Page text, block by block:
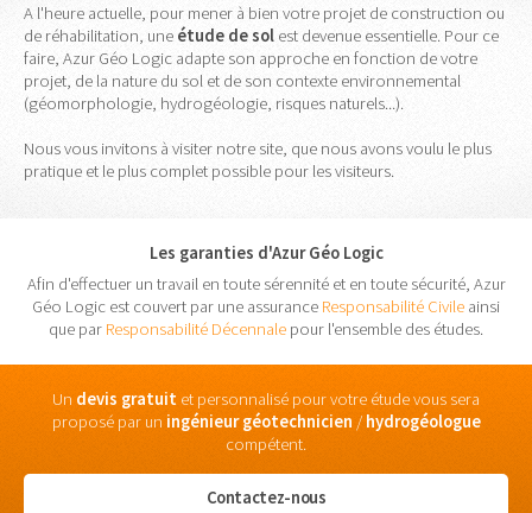
A l'heure actuelle, pour mener à bien votre projet de construction ou
de réhabilitation, une étude desol est devenue essentielle. Pour ce
faire, Azur Géo Logic adapte son approche en fonction de votre
projet, de la nature du sol et de son contexte environnemental
(géomorphologie, hydrogéologie, risques naturels...).
Nous vous invitons à visiter notre site, que nous avons voulu le plus
pratique et le plus complet possible pour les visiteurs.
Les garanties d'Azur Géo Logic
Afin d'effectuer un travail en toute sérennité et en toute sécurité, Azur
Géo Logic est couvert par une assurance Responsabilité Civile ainsi
que par Responsabilité Décennale pour l'ensemble des études.
Un devis gratuit et personnalisé pour votre étude vous sera
proposé par un ingénieur géotechnicien / hydrogéologue
compétent.
Contactez-nous